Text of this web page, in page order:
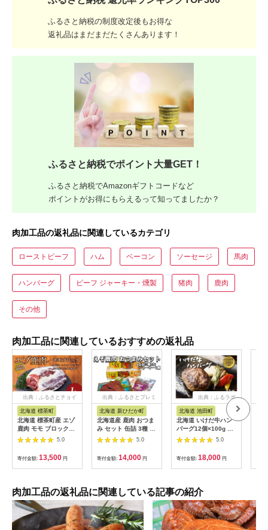
ふるさと納税の制度改定後もお得な
返礼品はまだまだたくさんあります！
ふるさと納税でポイント大量GET！
ふるさと納税でAmazonギフトコードなど
ポイントがお得にもらえるって知ってましたか？
肉加工品の返礼品に関連しているカテゴリ
ローストビーフ ハム ベーコン ソーセージ 馬肉
ハンバーグ ビーフ ジャーキー・燻製 猪肉 鹿肉
その他
肉加工品に関連しているおすすめの返礼品
出典：ふるさとチョイ
北海道 標茶町
北海道 標茶町産 エゾ
鹿肉 モモ ブロック
1kg【 肉 にく 鹿肉 ジ
ビエ BBQ バーベキュ
ー グルメ ヘルシー 高
タンパク 標茶町 北海
道 】
5.0
寄付金額: 13,500 円
出典：ふるさとプレミ
アム
北海道 新ひだか町
北海道産 鹿肉 おつま
み セット 缶詰 3種 計
6缶 ＆ ジャーキー 1
5.0
寄付金額: 14,000 円
出典：ふるラボ
北海道 池田町
北海道 いけだ牛ハン
バーグ12個×100g 計
1200g 冷凍 小分け 池
田牛 テレビで紹介 ブ
ランド牛 牛肉 お肉 北
海道牛 国産 ハンバー
グ 牛肉100％
5.0
寄付金額: 18,000 円
肉加工品の返礼品に関連している記事の紹介